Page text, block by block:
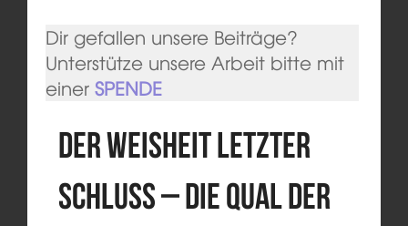
Dir gefallen unsere Beiträge?
Unterstütze unsere Arbeit bitte mit
einer SPENDE
Der Weisheit letzter
Schluss – Die Qual der